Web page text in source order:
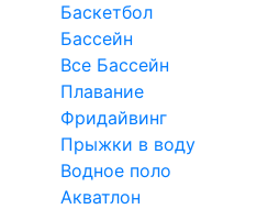
Баскетбол
Бассейн
Все Бассейн
Плавание
Фридайвинг
Прыжки в воду
Водное поло
Акватлон